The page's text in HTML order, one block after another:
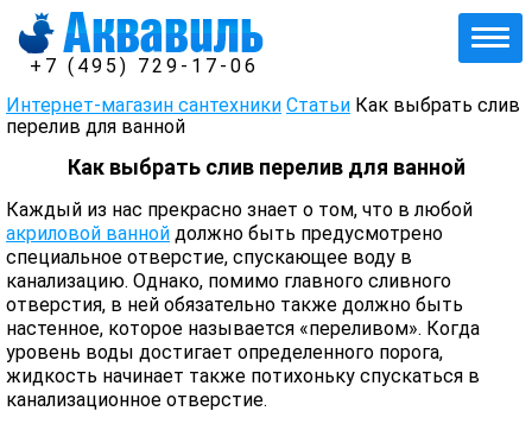
+7 (495) 729-17-06
Интернет-магазин сантехники Статьи Как выбрать слив
перелив для ванной
Как выбрать слив перелив для ванной
Каждый из нас прекрасно знает о том, что в любой
акриловой ванной должно быть предусмотрено
специальное отверстие, спускающее воду в
канализацию. Однако, помимо главного сливного
отверстия, в ней обязательно также должно быть
настенное, которое называется «переливом». Когда
уровень воды достигает определенного порога,
жидкость начинает также потихоньку спускаться в
канализационное отверстие.